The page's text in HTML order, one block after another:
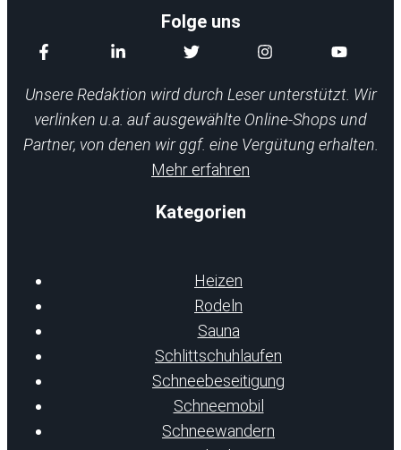
Folge uns
Unsere Redaktion wird durch Leser unterstützt. Wir
verlinken u.a. auf ausgewählte Online-Shops und
Partner, von denen wir ggf. eine Vergütung erhalten.
Mehr erfahren
Kategorien
Heizen
Rodeln
Sauna
Schlittschuhlaufen
Schneebeseitigung
Schneemobil
Schneewandern